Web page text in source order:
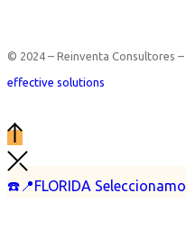
☎️📍FLORIDA
© 2024 – Reinventa Consultores
effective solutions